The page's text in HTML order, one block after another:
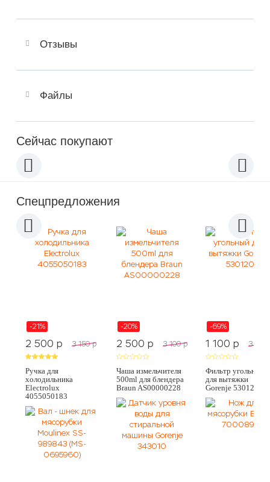
Отзывы
Файлы
Сейчас покупают
Спецпредложения
-21%
2 500 p 3 150 p
Ручка для
холодильника
Electrolux
4055050183
-20%
2 500 p 3 100 p
Чаша измельчителя
500ml для блендера
Braun AS00000228
-69%
1 100 p 3 500
Фильтр угольный
для вытяжки
Gorenje 530120